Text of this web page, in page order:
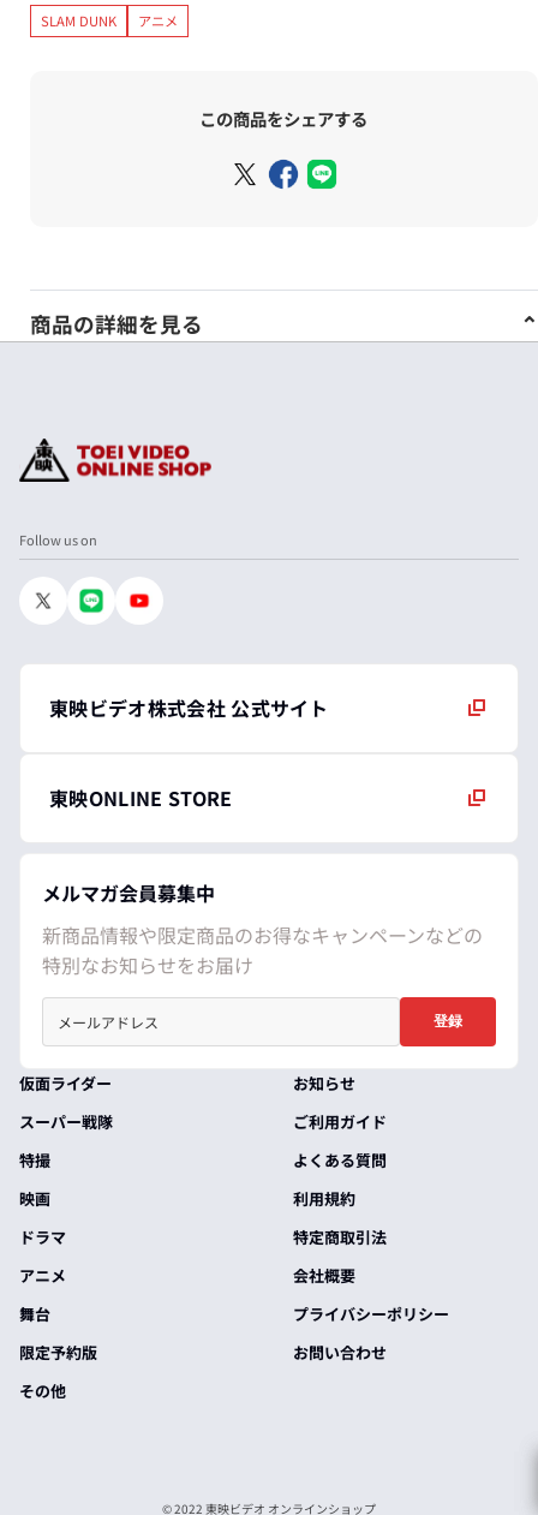
SLAM DUNK アニメ
この商品をシェアする
商品の詳細を見る
Follow us on
東映ビデオ株式会社 公式サイト
東映ONLINE STORE
メルマガ会員募集中
新商品情報や限定商品のお得なキャンペーンなどの
特別なお知らせをお届け
登録
仮面ライダー
スーパー戦隊
特撮
映画
ドラマ
アニメ
舞台
限定予約版
その他
お知らせ
ご利用ガイド
よくある質問
利用規約
特定商取引法
会社概要
プライバシーポリシー
お問い合わせ
© 2022 東映ビデオ オンラインショップ